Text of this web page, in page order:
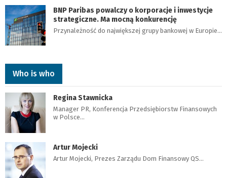
BNP Paribas powalczy o korporacje i inwestycje
strategiczne. Ma mocną konkurencję
Przynależność do największej grupy bankowej w Europie…
Who is who
Regina Stawnicka
Manager PR, Konferencja Przedsiębiorstw Finansowych
w Polsce…
Artur Mojecki
Artur Mojecki, Prezes Zarządu Dom Finansowy QS…